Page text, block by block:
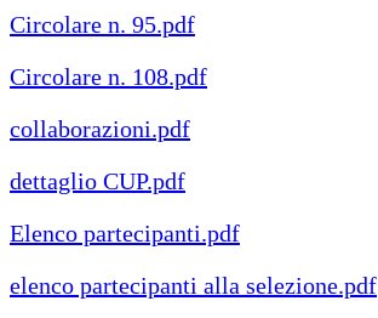
Circolare n. 95.pdf
Circolare n. 108.pdf
collaborazioni.pdf
dettaglio CUP.pdf
Elenco partecipanti.pdf
elenco partecipanti alla selezione.pdf